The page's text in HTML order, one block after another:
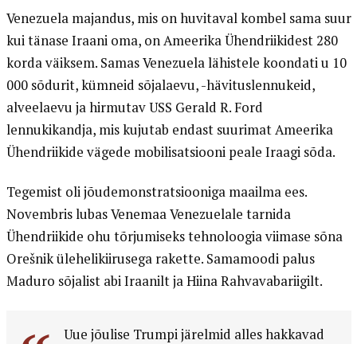
Venezuela majandus, mis on huvitaval kombel sama suur
kui tänase Iraani oma, on Ameerika Ühendriikidest 280
korda väiksem. Samas Venezuela lähistele koondati u 10
000 sõdurit, kümneid sõjalaevu, -hävituslennukeid,
alveelaevu ja hirmutav USS Gerald R. Ford
lennukikandja, mis kujutab endast suurimat Ameerika
Ühendriikide vägede mobilisatsiooni peale Iraagi sõda.
Tegemist oli jõudemonstratsiooniga maailma ees.
Novembris lubas Venemaa Venezuelale tarnida
Ühendriikide ohu tõrjumiseks tehnoloogia viimase sõna
Orešnik ülehelikiirusega rakette. Samamoodi palus
Maduro sõjalist abi Iraanilt ja Hiina Rahvavabariigilt.
Uue jõulise Trumpi järelmid alles hakkavad